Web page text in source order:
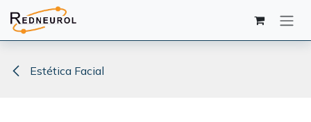
Ir al contenido
Estética Facial